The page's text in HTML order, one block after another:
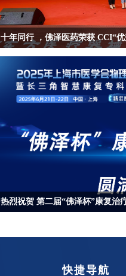
十年同行 ，佛泽医药荣获 CCI“
热烈祝贺 第二届“佛泽杯”康复治
快捷导航